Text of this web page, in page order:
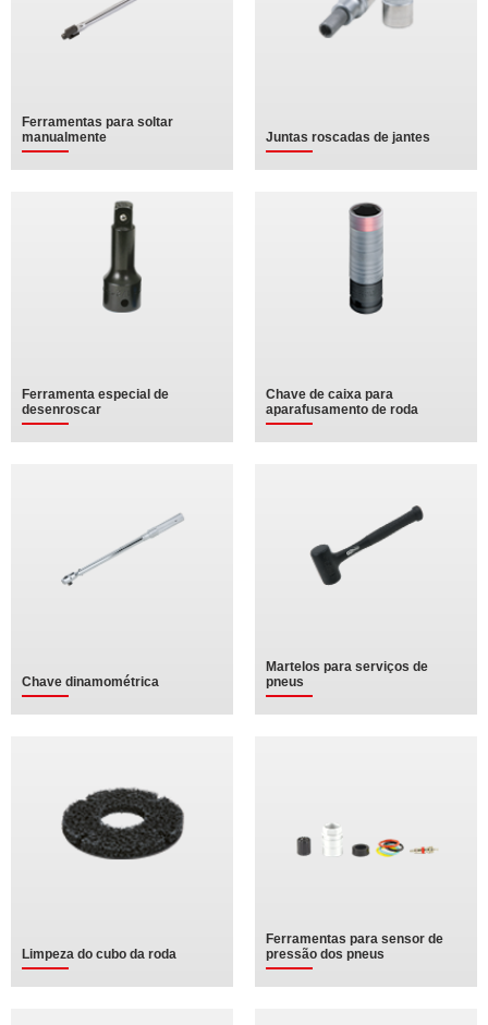
Ferramentas para soltar
manualmente
Juntas roscadas de jantes
Ferramenta especial de
desenroscar
Chave de caixa para
aparafusamento de roda
Chave dinamométrica
Martelos para serviços de
pneus
Limpeza do cubo da roda
Ferramentas para sensor de
pressão dos pneus